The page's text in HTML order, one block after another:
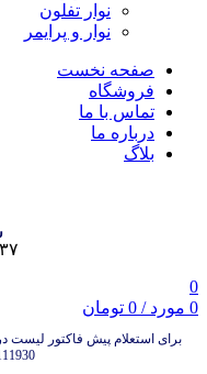
نوار تفلون
نوار و پرایمر
صفحه نخست
فروشگاه
تماس با ما
درباره ما
بلاگ
0
0 مورد /
0 تومان
برای استعلام پیش فاکتور لیست